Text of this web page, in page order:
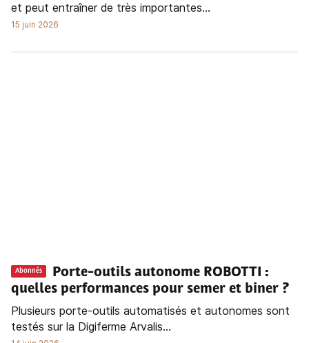
et peut entraîner de très importantes...
15 juin 2026
Abonnés
Porte-outils autonome ROBOTTI :
quelles performances pour semer et biner ?
Plusieurs porte-outils automatisés et autonomes sont
testés sur la Digiferme Arvalis...